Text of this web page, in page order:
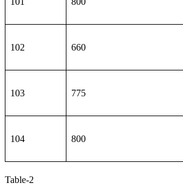
102 660
103 775
104 800
Table-2